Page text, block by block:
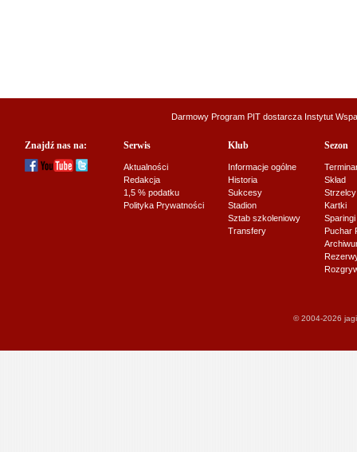
Darmowy Program PIT dostarcza Instytut
Znajdź nas na: Serwis
Aktualności
Redakcja
1,5 % podatku
Polityka Prywatności
Klub
Informacje ogólne
Historia
Sukcesy
Stadion
Sztab szkoleniowy
Transfery
Sezon
Skład
Strzelcy
Kartki
Sparingi
Puchar
© 2004-2026